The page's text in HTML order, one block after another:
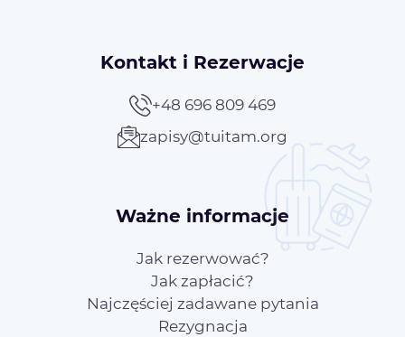
Kontakt i Rezerwacje
+48 696 809 469
zapisy@tuitam.org
Ważne informacje
Jak rezerwować?
Jak zapłacić?
Najczęściej zadawane pytania
Rezygnacja